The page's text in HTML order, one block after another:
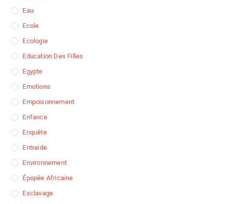
Eau
Ecole
Ecologie
Education Des Filles
Egypte
Emotions
Empoisonnement
Enfance
Enquête
Entraide
Environnement
Épopée Africaine
Esclavage